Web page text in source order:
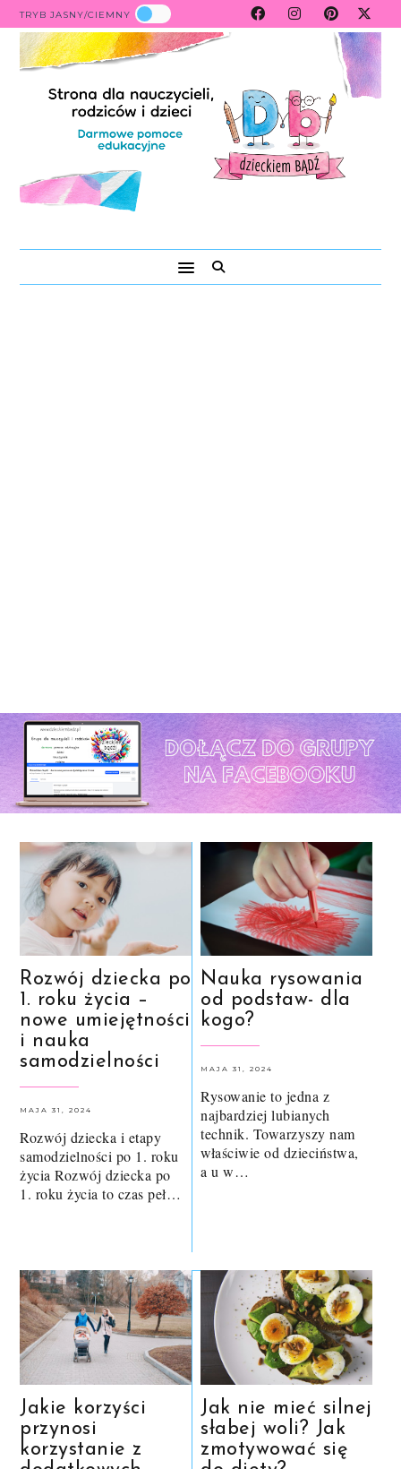
TRYB JASNY/CIEMNY
Rozwój dziecka po
1. roku życia –
nowe umiejętności
i nauka
samodzielności
MAJA 31, 2024
Rozwój dziecka i etapy
samodzielności po 1. roku
życia Rozwój dziecka po
1. roku życia to czas peł…
Nauka rysowania
od podstaw- dla
kogo?
MAJA 31, 2024
Rysowanie to jedna z
najbardziej lubianych
technik. Towarzyszy nam
właściwie od dzieciństwa,
a u w…
Jakie korzyści
przynosi
korzystanie z
Jak nie mieć silnej
słabej woli? Jak
zmotywować się